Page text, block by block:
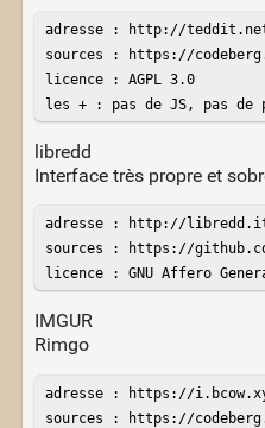
adresse : http://
sources : https://
licence : AGPL 3.0
les + : pas de JS, pas de
libredd
Interface très propre et
adresse : http://
sources : https://
licence : GNU Affero
IMGUR
Rimgo
adresse : https://
sources : https://